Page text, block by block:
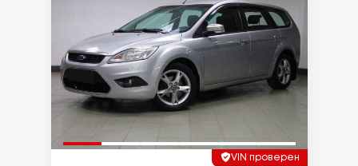
VIN проверен